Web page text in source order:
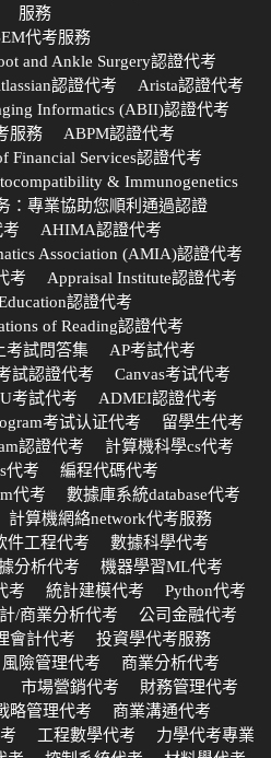
服務
代考服務
and Ankle Surgery認證代考
認證代考
Arista認證代考
Informatics (ABII)認證代考
服務
ABPM認證代考
Financial Services認證代考
& Immunogenetics
：專業協助您順利通過認證
AHIMA認證代考
Association (AMIA)認證代考
考
Appraisal Institute認證代考
認證代考
of Reading認證代考
考試問答集
AP考試代考
試認證代考
Canvas考试代考
考試代考
ADMEI認證代考
考试认证代考
留學生代考
認證代考
計算機科學cs代考
代考
編程代碼代考
代考
數據庫系統database代考
計算機網絡network代考服務
件工程代考
數據科學代考
分析代考
機器學習ML代考
考 統計建模代考
Python代考
/商業分析代考
公司金融代考
會計代考
投資學代考服務
風險管理代考
商業分析代考
市場營銷代考
財務管理代考
略管理代考
商業溝通代考
工程數學代考
力學代考專業